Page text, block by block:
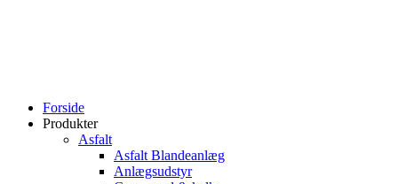
Forside
Produkter
Asfalt
Asfalt Blandeanlæg
Anlægsudstyr